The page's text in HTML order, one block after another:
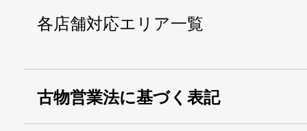
各店舗対応エリア一覧
古物営業法に基づく表記